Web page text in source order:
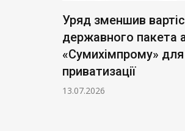
Уряд зменшив
державного пакета
«Сумихімпрому» для
приватизації
13.07.2026